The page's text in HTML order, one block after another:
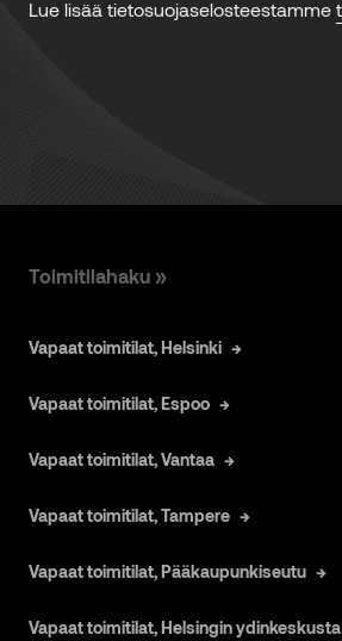
Toimitilahaku »
Vapaat toimitilat, Helsinki
Vapaat toimitilat, Espoo
Vapaat toimitilat, Vantaa
Vapaat toimitilat, Tampere
Vapaat toimitilat, Pääkaupunkiseutu
Vapaat toimitilat, Helsingin ydinkeskusta